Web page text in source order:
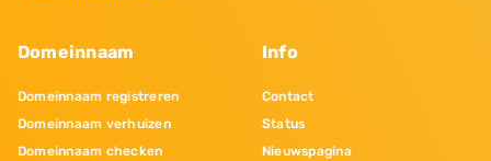
Domeinnaam
Domeinnaam registreren
Domeinnaam verhuizen
Domeinnaam checken
Info
Contact
Status
Nieuwspagina